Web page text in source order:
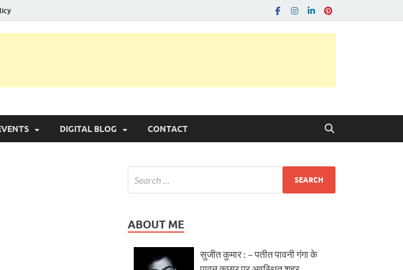
DIGITAL BLOG CONTACT
ABOUT ME
सुजीत कुमार : – पतीत पावनी गंगा के